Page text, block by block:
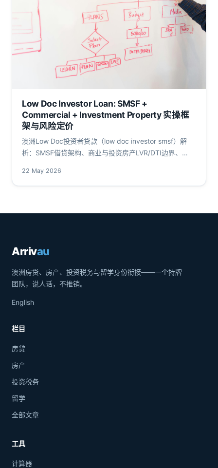
Low Doc Investor Loan: SMSF +
Commercial + Investment Property 实操框
架与风险定价
澳洲Low Doc投资者贷款（low doc investor smsf）解
析：SMSF借贷架构、商业与投资房产LVR/DTI边界、
投资者合规参考。
22 May 2026
Arrivau
澳洲房贷、房产、投资税务与留学身份衔接——一个持牌
团队，说人话，不推销。
English
栏目
房贷
房产
投资税务
留学
全部文章
工具
计算器